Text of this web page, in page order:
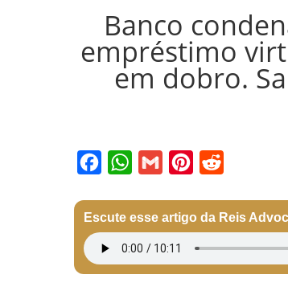
Banco
empréstimo
em dobro.
Escute esse artigo da Reis